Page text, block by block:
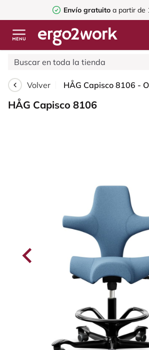
Envío gratuito a partir de
Volver
HÅG Capisco 8106